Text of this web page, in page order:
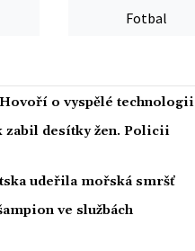
Fotbal
o vyspělé technologii
zabil desítky žen. Policii
udeřila mořská smršť
ve službách